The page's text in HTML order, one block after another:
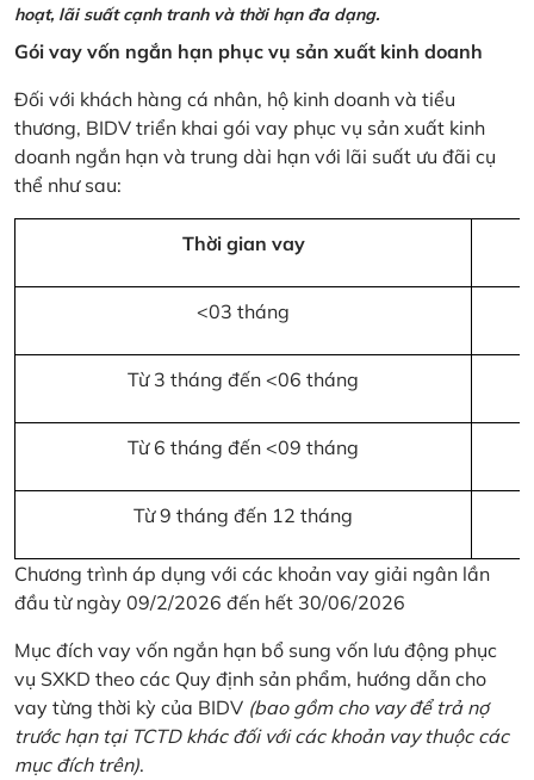
hoạt, lãi suất cạnh tranh và thời hạn đa dạng.
Gói vay vốn ngắn hạn phục vụ sản xuất kinh doanh
Đối với khách hàng cá nhân, hộ kinh doanh và tiểu
thương, BIDV triển khai gói vay phục vụ sản xuất kinh
doanh ngắn hạn và trung dài hạn với lãi suất ưu đãi cụ
thể như sau:
Thời gian vay
<03 tháng
Từ 3 tháng đến <06 tháng
Từ 6 tháng đến <09 tháng
Từ 9 tháng đến 12 tháng
Chương trình áp dụng với các khoản vay giải ngân lần
đầu từ ngày 09/2/2026 đến hết 30/06/2026
Mục đích vay vốn ngắn hạn bổ sung vốn lưu động phục
vụ SXKD theo các Quy định sản phẩm, hướng dẫn cho
vay từng thời kỳ của BIDV (bao gồm cho vay để trả nợ
trước hạn tại TCTD khác đối với các khoản vay thuộc các
mục đích trên).